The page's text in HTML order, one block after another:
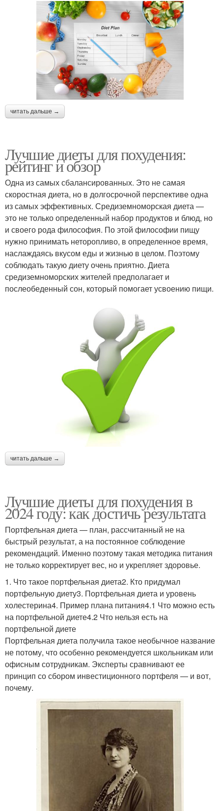
читать дальше →
Лучшие диеты для похудения:
рейтинг и обзор
Одна из самых сбалансированных. Это не самая
скоростная диета, но в долгосрочной перспективе одна
из самых эффективных. Средиземноморская диета —
это не только определенный набор продуктов и блюд, но
и своего рода философия. По этой философии пищу
нужно принимать неторопливо, в определенное время,
наслаждаясь вкусом еды и жизнью в целом. Поэтому
соблюдать такую диету очень приятно. Диета
средиземноморских жителей предполагает и
послеобеденный сон, который помогает усвоению пищи.
читать дальше →
Лучшие диеты для похудения в
2024 году: как достичь результата
Портфельная диета — план, рассчитанный не на
быстрый результат, а на постоянное соблюдение
рекомендаций. Именно поэтому такая методика питания
не только корректирует вес, но и укрепляет здоровье.
1. Что такое портфельная диета2. Кто придумал
портфельную диету3. Портфельная диета и уровень
холестерина4. Пример плана питания4.1 Что можно есть
на портфельной диете4.2 Что нельзя есть на
портфельной диете
Портфельная диета получила такое необычное название
не потому, что особенно рекомендуется школьникам или
офисным сотрудникам. Эксперты сравнивают ее
принцип со сбором инвестиционного портфеля — и вот,
почему.